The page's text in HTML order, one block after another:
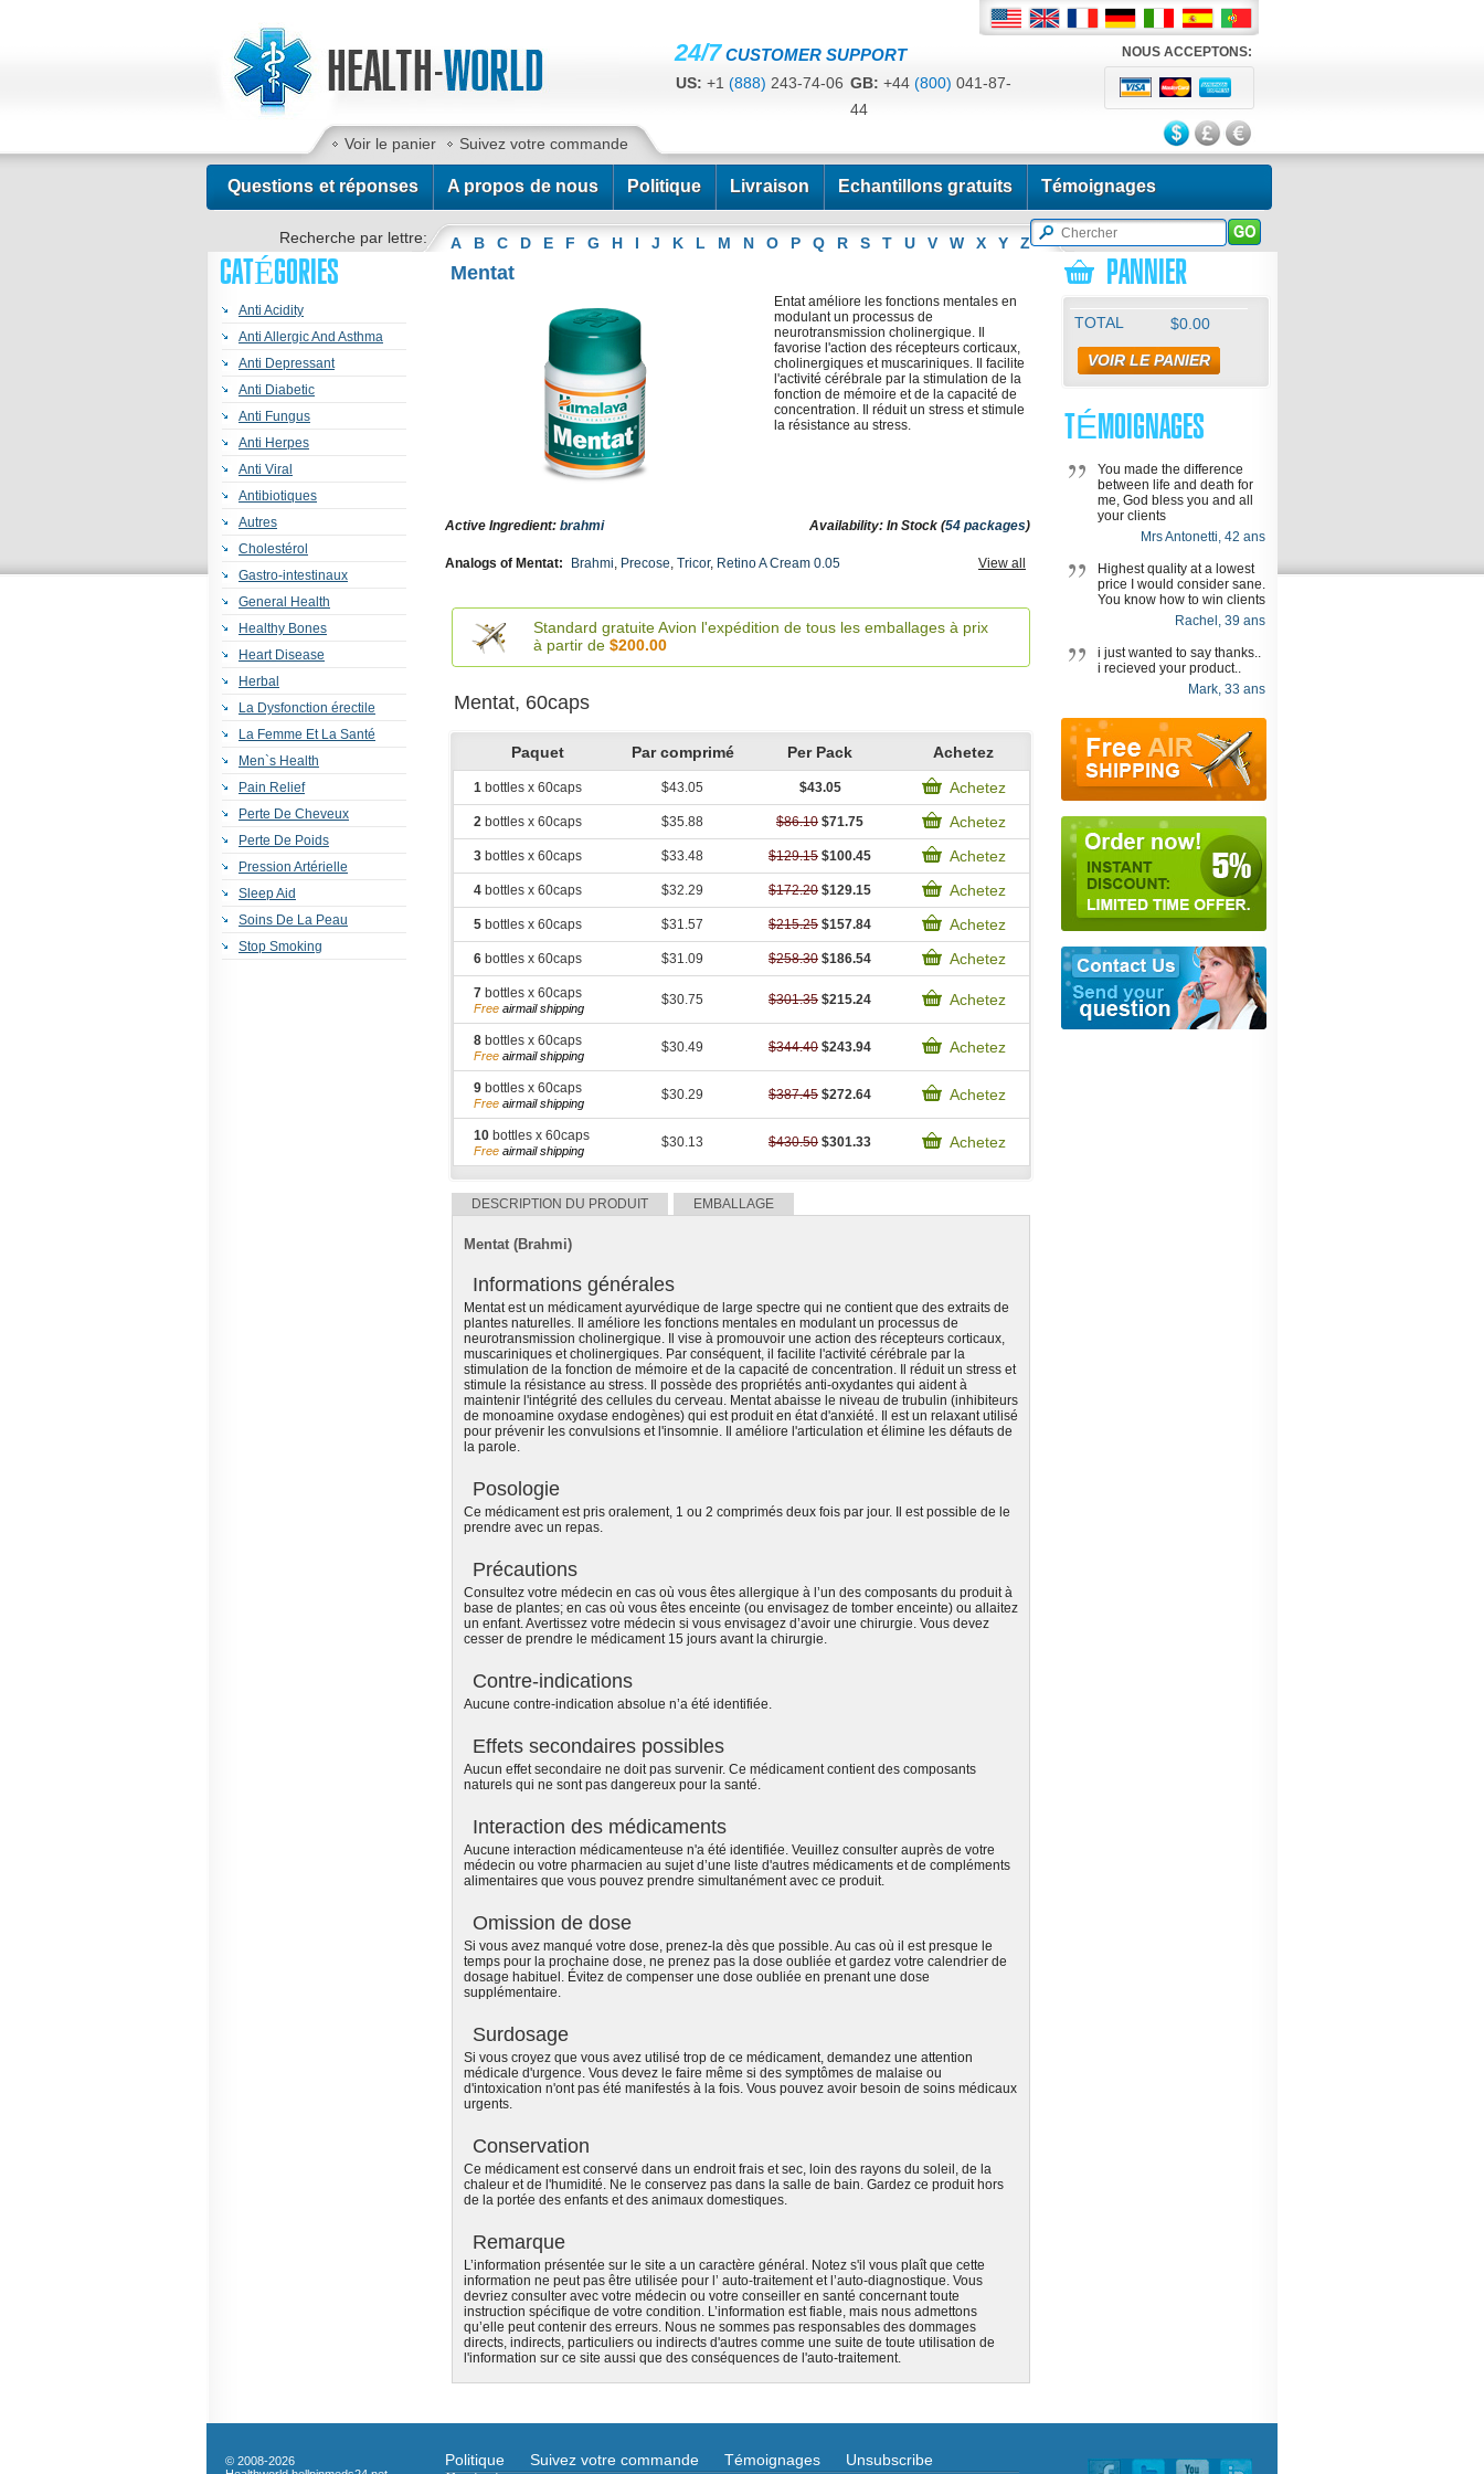
24/7 CUSTOMER SUPPORT
US: +1 (888) 243-74-06 GB: +44 (800) 041-87-
44
Voir le panier
Suivez votre commande
NOUS ACCEPTONS:
Questions et réponses A propos de nous Politique Livraison Echantillons gratuits Témoignages
Recherche par lettre: A B C D E F G H I J K L M N O P Q R S T U V W X Y Z
CATÉGORIES
Anti Acidity
Anti Allergic And Asthma
Anti Depressant
Anti Diabetic
Anti Fungus
Anti Herpes
Anti Viral
Antibiotiques
Autres
Cholestérol
Gastro-intestinaux
General Health
Healthy Bones
Heart Disease
Herbal
La Dysfonction érectile
La Femme Et La Santé
Men`s Health
Pain Relief
Perte De Cheveux
Perte De Poids
Pression Artérielle
Sleep Aid
Soins De La Peau
Stop Smoking
Mentat
Entat améliore les fonctions mentales en
modulant un processus de
neurotransmission cholinergique. Il
favorise l'action des récepteurs corticaux,
cholinergiques et muscariniques. Il facilite
l'activité cérébrale par la stimulation de la
fonction de mémoire et de la capacité de
concentration. Il réduit un stress et stimule
la résistance au stress.
Active Ingredient: brahmi Availability: In Stock (54 packages)
View all
Analogs of Mentat: Brahmi, Precose, Tricor, Retino A Cream 0.05
Standard gratuite Avion l'expédition de tous les emballages à prix
à partir de $200.00
Mentat, 60caps
Paquet Par comprimé Per Pack Achetez
1 bottles x 60caps $43.05 $43.05 Achetez
2 bottles x 60caps $35.88 $86.10 $71.75 Achetez
3 bottles x 60caps $33.48 $129.15 $100.45 Achetez
4 bottles x 60caps $32.29 $172.20 $129.15 Achetez
5 bottles x 60caps $31.57 $215.25 $157.84 Achetez
6 bottles x 60caps $31.09 $258.30 $186.54 Achetez
7 bottles x 60caps
Free airmail shipping
$30.75 $301.35 $215.24 Achetez
8 bottles x 60caps
Free airmail shipping
$30.49 $344.40 $243.94 Achetez
9 bottles x 60caps
Free airmail shipping
$30.29 $387.45 $272.64 Achetez
10 bottles x 60caps
Free airmail shipping
$30.13 $430.50 $301.33 Achetez
DESCRIPTION DU PRODUIT EMBALLAGE
Mentat (Brahmi)
Informations générales
Mentat est un médicament ayurvédique de large spectre qui ne contient que des extraits de
plantes naturelles. Il améliore les fonctions mentales en modulant un processus de
neurotransmission cholinergique. Il vise à promouvoir une action des récepteurs corticaux,
muscariniques et cholinergiques. Par conséquent, il facilite l'activité cérébrale par la
stimulation de la fonction de mémoire et de la capacité de concentration. Il réduit un stress et
stimule la résistance au stress. Il possède des propriétés anti-oxydantes qui aident à
maintenir l'intégrité des cellules du cerveau. Mentat abaisse le niveau de trubulin (inhibiteurs
de monoamine oxydase endogènes) qui est produit en état d'anxiété. Il est un relaxant utilisé
pour prévenir les convulsions et l'insomnie. Il améliore l'articulation et élimine les défauts de
la parole.
Posologie
Ce médicament est pris oralement, 1 ou 2 comprimés deux fois par jour. Il est possible de le
prendre avec un repas.
Précautions
Consultez votre médecin en cas où vous êtes allergique à l’un des composants du produit à
base de plantes; en cas où vous êtes enceinte (ou envisagez de tomber enceinte) ou allaitez
un enfant. Avertissez votre médecin si vous envisagez d’avoir une chirurgie. Vous devez
cesser de prendre le médicament 15 jours avant la chirurgie.
Contre-indications
Aucune contre-indication absolue n’a été identifiée.
Effets secondaires possibles
Aucun effet secondaire ne doit pas survenir. Ce médicament contient des composants
naturels qui ne sont pas dangereux pour la santé.
Interaction des médicaments
Aucune interaction médicamenteuse n'a été identifiée. Veuillez consulter auprès de votre
médecin ou votre pharmacien au sujet d’une liste d'autres médicaments et de compléments
alimentaires que vous pouvez prendre simultanément avec ce produit.
Omission de dose
Si vous avez manqué votre dose, prenez-la dès que possible. Au cas où il est presque le
temps pour la prochaine dose, ne prenez pas la dose oubliée et gardez votre calendrier de
dosage habituel. Évitez de compenser une dose oubliée en prenant une dose
supplémentaire.
Surdosage
Si vous croyez que vous avez utilisé trop de ce médicament, demandez une attention
médicale d'urgence. Vous devez le faire même si des symptômes de malaise ou
d'intoxication n'ont pas été manifestés à la fois. Vous pouvez avoir besoin de soins médicaux
urgents.
Conservation
Ce médicament est conservé dans un endroit frais et sec, loin des rayons du soleil, de la
chaleur et de l'humidité. Ne le conservez pas dans la salle de bain. Gardez ce produit hors
de la portée des enfants et des animaux domestiques.
Remarque
L’information présentée sur le site a un caractère général. Notez s'il vous plaît que cette
information ne peut pas être utilisée pour l’ auto-traitement et l’auto-diagnostique. Vous
devriez consulter avec votre médecin ou votre conseiller en santé concernant toute
instruction spécifique de votre condition. L’information est fiable, mais nous admettons
qu’elle peut contenir des erreurs. Nous ne sommes pas responsables des dommages
directs, indirects, particuliers ou indirects d'autres comme une suite de toute utilisation de
l'information sur ce site aussi que des conséquences de l'auto-traitement.
PANNIER
TOTAL $0.00
VOIR LE PANIER
TÉMOIGNAGES
You made the difference
between life and death for
me, God bless you and all
your clients
Mrs Antonetti, 42 ans
Highest quality at a lowest
price I would consider sane.
You know how to win clients
Rachel, 39 ans
i just wanted to say thanks..
i recieved your product..
Mark, 33 ans
© 2008-2026
Politique Suivez votre commande Témoignages
Unsubscribe